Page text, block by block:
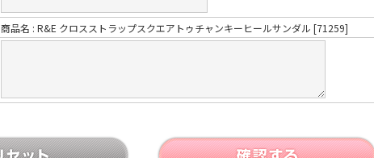
商品名 : R&E クロスストラップスクエアトゥチャンキーヒールサンダル [71259]